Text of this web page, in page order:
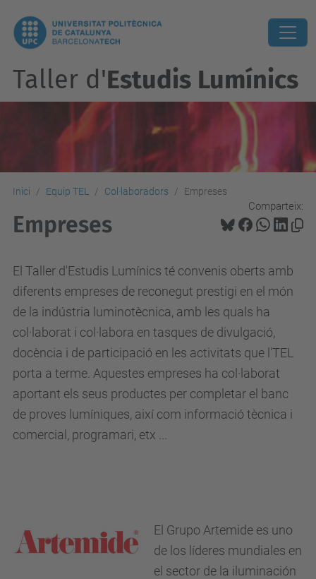
Taller d'Estudis Lumínics
Inici Equip TEL Col·laboradors Empreses
Comparteix:
Empreses
El Taller d'Estudis Lumínics té convenis oberts amb
diferents empreses de reconegut prestigi en el món
de la indústria luminotècnica, amb les quals ha
col·laborat i col·labora en tasques de divulgació,
docència i de participació en les activitats que l'TEL
porta a terme. Aquestes empreses ha col·laborat
aportant els seus productes per completar el banc
de proves lumíniques, així com informació tècnica i
comercial, programari, etx ...
El Grupo Artemide es uno
de los líderes mundiales en
el sector de la iluminación